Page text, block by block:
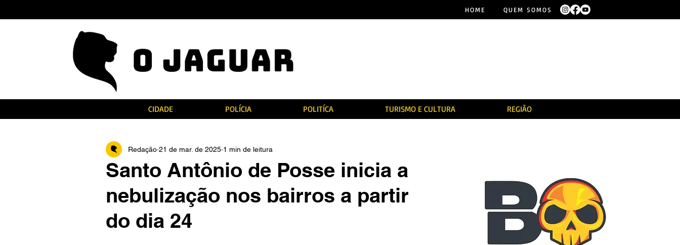
HOME QUEM SOMOS
CIDADE POLÍCIA POLITÍCA TURISMO E CULTURA REGIÃO
Santo Antônio de Posse inicia a
nebulização nos bairros a partir
do dia 24
Redação 21 de mar. de 2025 1 min de leitura